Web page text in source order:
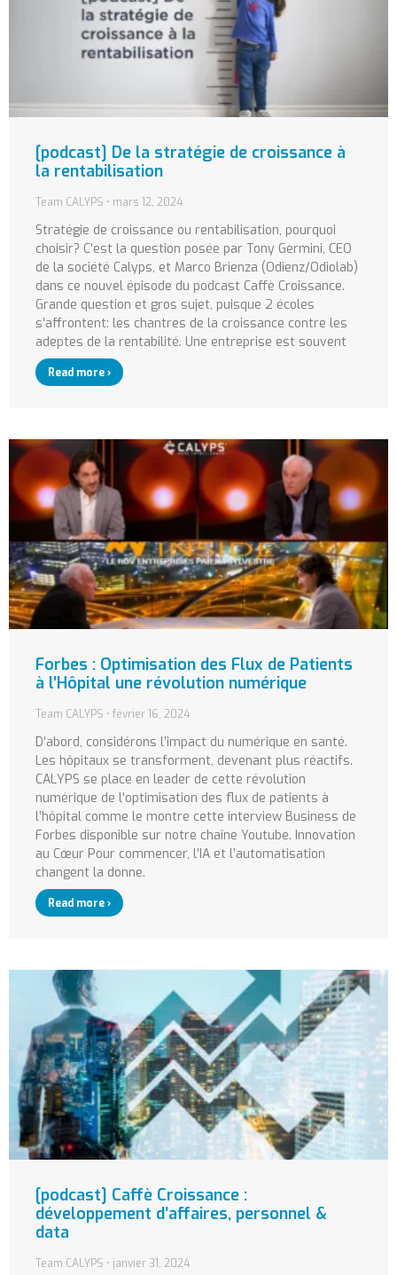
[podcast] De la stratégie de croissance à
la rentabilisation
Team CALYPS mars 12, 2024
Stratégie de croissance ou rentabilisation, pourquoi
choisir? C’est la question posée par Tony Germini, CEO
de la société Calyps, et Marco Brienza (Odienz/Odiolab)
dans ce nouvel épisode du podcast Caffè Croissance.
Grande question et gros sujet, puisque 2 écoles
s’affrontent: les chantres de la croissance contre les
adeptes de la rentabilité. Une entreprise est souvent
Read more ›
Forbes : Optimisation des Flux de Patients
à l’Hôpital une révolution numérique
Team CALYPS février 16, 2024
D’abord, considérons l’impact du numérique en santé.
Les hôpitaux se transforment, devenant plus réactifs.
CALYPS se place en leader de cette révolution
numérique de l’optimisation des flux de patients à
l’hôpital comme le montre cette interview Business de
Forbes disponible sur notre chaîne Youtube. Innovation
au Cœur Pour commencer, l’IA et l’automatisation
changent la donne.
Read more ›
[podcast] Caffè Croissance :
développement d’affaires, personnel &
data
Team CALYPS janvier 31, 2024